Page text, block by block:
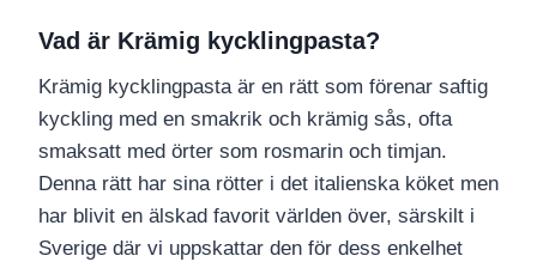
Vad är Krämig kycklingpasta?
Krämig kycklingpasta är en rätt som förenar saftig
kyckling med en smakrik och krämig sås, ofta
smaksatt med örter som rosmarin och timjan.
Denna rätt har sina rötter i det italienska köket men
har blivit en älskad favorit världen över, särskilt i
Sverige där vi uppskattar den för dess enkelhet